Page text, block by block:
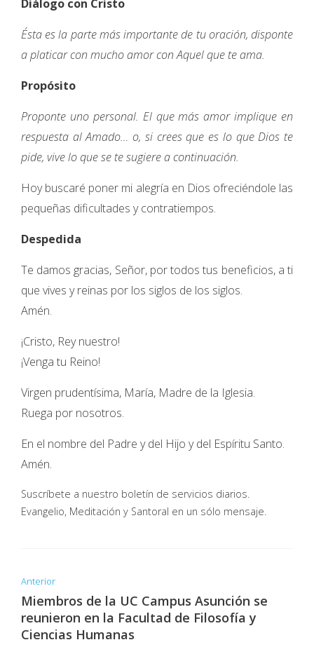
Diálogo con Cristo
Ésta es la parte más importante de tu oración, disponte
a platicar con mucho amor con Aquel que te ama.
Propósito
Proponte uno personal. El que más amor implique en
respuesta al Amado… o, si crees que es lo que Dios te
pide, vive lo que se te sugiere a continuación.
Hoy buscaré poner mi alegría en Dios ofreciéndole las
pequeñas dificultades y contratiempos.
Despedida
Te damos gracias, Señor, por todos tus beneficios, a ti
que vives y reinas por los siglos de los siglos.
Amén.
¡Cristo, Rey nuestro!
¡Venga tu Reino!
Virgen prudentísima, María, Madre de la Iglesia.
Ruega por nosotros.
En el nombre del Padre y del Hijo y del Espíritu Santo.
Amén.
Suscríbete a nuestro boletín de servicios diarios.
Evangelio, Meditación y Santoral en un sólo mensaje.
Anterior
Miembros de la UC Campus Asunción se
reunieron en la Facultad de Filosofía y
Ciencias Humanas